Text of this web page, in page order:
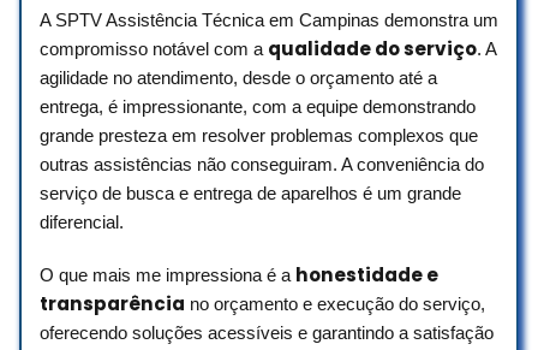
Uma grande estrutura para festas de
crianças e adolescentes, brinquedos,
jogos, arvorismo e tirolesa, excelente
cardápio com muitas variedades de
salgados e lanches.
Helio Bastos
☆ 5/5
A SPTV Assistência Técnica em Campinas demonstra um
compromisso notável com a qualidade do serviço. A
agilidade no atendimento, desde o orçamento até a
entrega, é impressionante, com a equipe demonstrando
grande presteza em resolver problemas complexos que
outras assistências não conseguiram. A conveniência do
serviço de busca e entrega de aparelhos é um grande
diferencial.
O que mais me impressiona é a honestidade e
transparência no orçamento e execução do serviço,
oferecendo soluções acessíveis e garantindo a satisfação